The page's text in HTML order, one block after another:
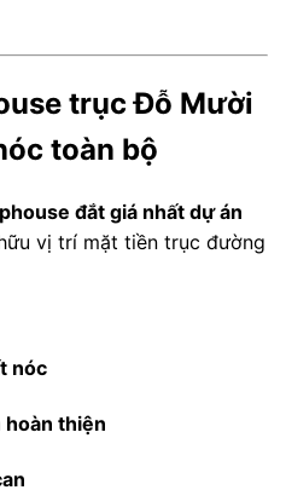
trục Đỗ Mười
toàn bộ
đắt giá nhất dự án
vị trí mặt tiền trục đường
nóc
hoàn thiện